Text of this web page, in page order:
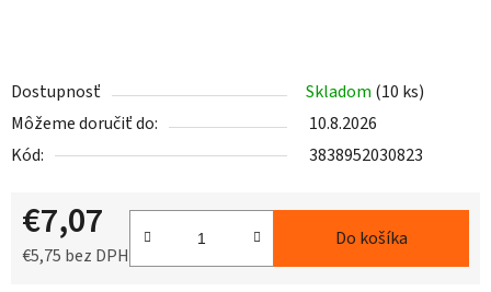
Dostupnosť Skladom (10 ks)
Môžeme doručiť do:
10.8.2026
Kód:
3838952030823
€7,07
€5,75 bez DPH
Do košíka